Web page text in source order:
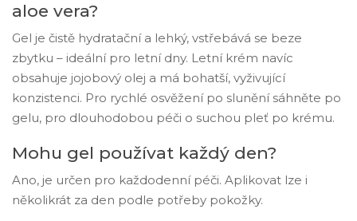
aloe vera?
Gel je čistě hydratační a lehký, vstřebává se beze
zbytku – ideální pro letní dny. Letní krém navíc
obsahuje jojobový olej a má bohatší, vyživující
konzistenci. Pro rychlé osvěžení po slunění sáhněte po
gelu, pro dlouhodobou péči o suchou pleť po krému.
Mohu gel používat každý den?
Ano, je určen pro každodenní péči. Aplikovat lze i
několikrát za den podle potřeby pokožky.